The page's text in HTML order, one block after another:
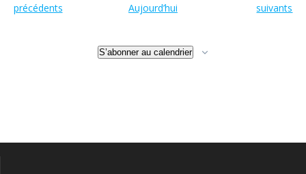
É
précédents Aujourd’hui
É
suivants
S’abonner au calendrier